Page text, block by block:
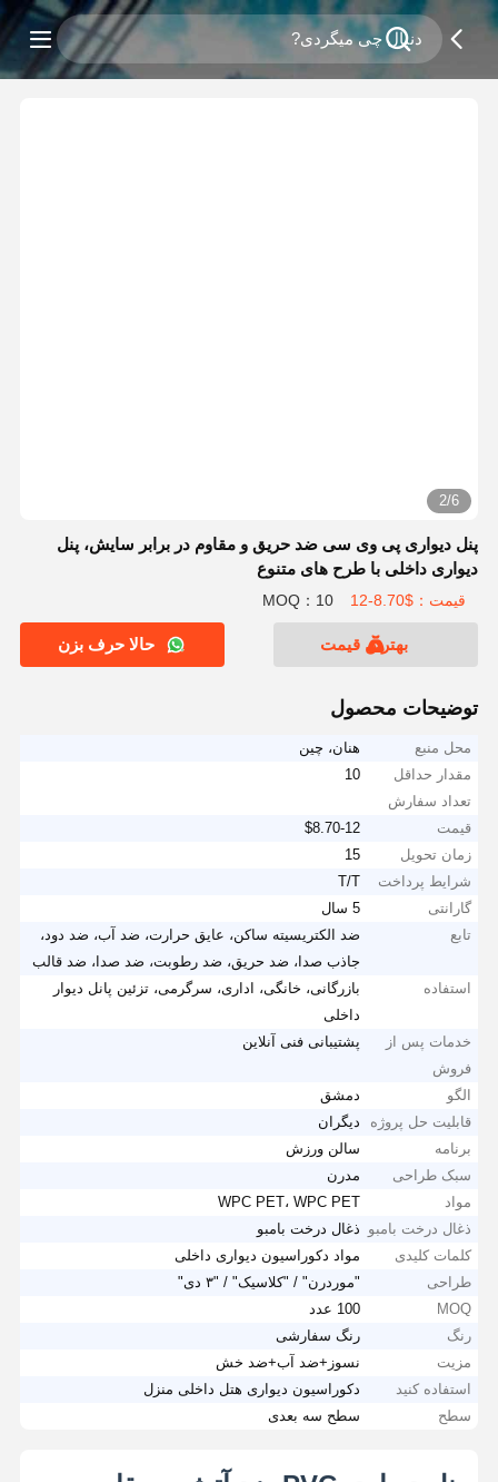
3/6
پنل دیواری پی وی سی ضد حریق و مقاوم در برابر سایش، پنل
دیواری داخلی با طرح های متنوع
قیمت：$8.70-12 MOQ：10
بهترین قیمت حالا حرف بزن
توضیحات محصول
محل منبع
هنان، چین
مقدار حداقل
تعداد سفارش
10
قیمت
$8.70-12
زمان تحویل
15
شرایط پرداخت
T/T
گارانتی
5 سال
تابع
ضد الکتریسیته ساکن، عایق حرارت، ضد آب، ضد دود،
جاذب صدا، ضد حریق، ضد رطوبت، ضد صدا، ضد قالب
استفاده
بازرگانی، خانگی، اداری، سرگرمی، تزئین پانل دیوار
داخلی
خدمات پس از
فروش
پشتیبانی فنی آنلاین
الگو
دمشق
قابلیت حل پروژه
دیگران
برنامه
سالن ورزش
سبک طراحی
مدرن
مواد
WPC PET، WPC PET
ذغال درخت بامبو ذغال درخت بامبو
کلمات کلیدی
مواد دکوراسیون دیواری داخلی
طراحی
"موردرن" / "کلاسیک" / "۳ دی"
MOQ
100 عدد
رنگ
رنگ سفارشی
مزیت
نسوز+ضد آب+ضد خش
استفاده کنید
دکوراسیون دیواری هتل داخلی منزل
سطح
سطح سه بعدی